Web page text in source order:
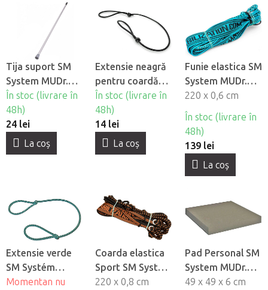
Tija suport SM
System MUDr.
Smíšek, 1 buc
În stoc (livrare în
48h)
24 lei
La coş
Extensie neagră
pentru coardă
SM Systém
MUDr. Smíšek
În stoc (livrare în
48h)
14 lei
La coş
Funie elastica SM
System MUDr.
Smíšek
220 x 0,6 cm
În stoc (livrare în
48h)
139 lei
La coş
Extensie verde
SM Systém
MUDr. Smíšek -
Momentan nu
Coarda elastica
Sport SM System
MUDr. Smíšek
220 x 0,8 cm
Pad Personal SM
System MUDr.
Smíšek
49 x 49 x 6 cm